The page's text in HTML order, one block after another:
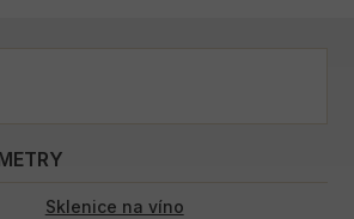
Sklenice na víno